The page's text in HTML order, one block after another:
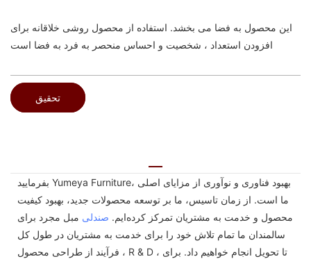
این محصول به فضا می بخشد. استفاده از محصول روشی خلاقانه برای
افزودن استعداد ، شخصیت و احساس منحصر به فرد به فضا است
تحقیق
بفرمایید Yumeya Furniture، بهبود فناوری و نوآوری از مزایای اصلی
ما است. از زمان تاسیس، ما بر توسعه محصولات جدید، بهبود کیفیت
محصول و خدمت به مشتریان تمرکز کرده‌ایم. صندلی مبل مجرد برای
سالمندان ما تمام تلاش خود را برای خدمت به مشتریان در طول کل
فرآیند از طراحی محصول ، R & D ، تا تحویل انجام خواهیم داد. برای